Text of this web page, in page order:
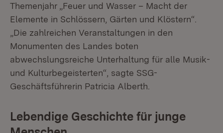
Themenjahr „Feuer und Wasser – Macht der
Elemente in Schlössern, Gärten und Klöstern“.
„Die zahlreichen Veranstaltungen in den
Monumenten des Landes boten
abwechslungsreiche Unterhaltung für alle Musik-
und Kulturbegeisterten“, sagte SSG-
Geschäftsführerin Patricia Alberth.
Lebendige Geschichte für junge